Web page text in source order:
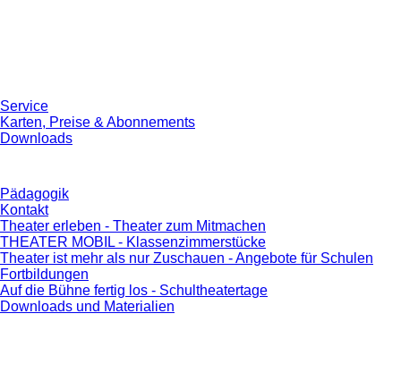
Service
Karten, Preise & Abonnements
Downloads
Pädagogik
Kontakt
Theater erleben - Theater zum Mitmachen
THEATER MOBIL - Klassenzimmerstücke
Theater ist mehr als nur Zuschauen - Angebote für Schulen
Fortbildungen
Auf die Bühne fertig los - Schultheatertage
Downloads und Materialien